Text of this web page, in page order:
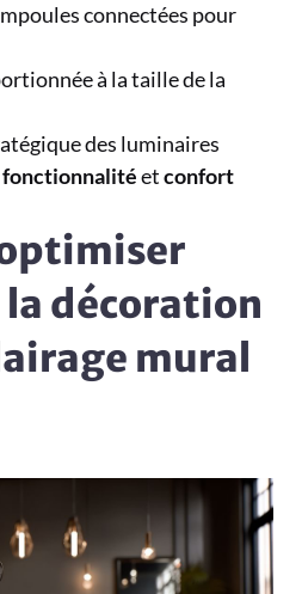
connectées pour
à la taille de la
des luminaires
fonctionnalitéetconfort
la décoration
mural